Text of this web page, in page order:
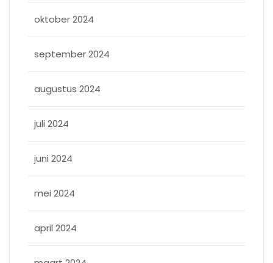
oktober 2024
september 2024
augustus 2024
juli 2024
juni 2024
mei 2024
april 2024